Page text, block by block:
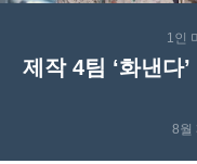
1인
제작 4팀 ‘화낸다
8월